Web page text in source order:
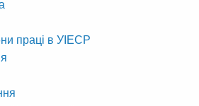
праці в УІЕСР